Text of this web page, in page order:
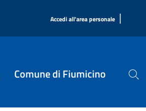
Accedi all'area personale |
Comune di Fiumicino